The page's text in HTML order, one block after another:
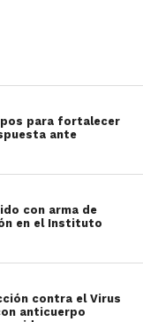
para fortalecer
ante
con arma de
en el Instituto
contra el Virus
anticuerpo